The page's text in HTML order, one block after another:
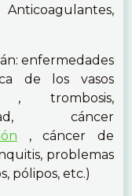
enfermedades
de los vasos
trombosis,
cáncer
, cáncer de
problemas
pólipos, etc.)